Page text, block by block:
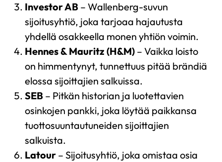
Investor AB – Wallenberg-suvun
sijoitusyhtiö, joka tarjoaa hajautusta
yhdellä osakkeella monen yhtiön voimin.
Hennes & Mauritz (H&M)– Vaikka loisto
on himmentynyt, tunnettuus pitää brändiä
elossa sijoittajien salkuissa.
SEB – Pitkän historian ja luotettavien
osinkojen pankki, joka löytää paikkansa
tuottosuuntautuneiden sijoittajien
salkuista.
Latour– Sijoitusyhtiö, joka omistaa osia